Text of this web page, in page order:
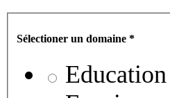
Sélectioner un domaine *